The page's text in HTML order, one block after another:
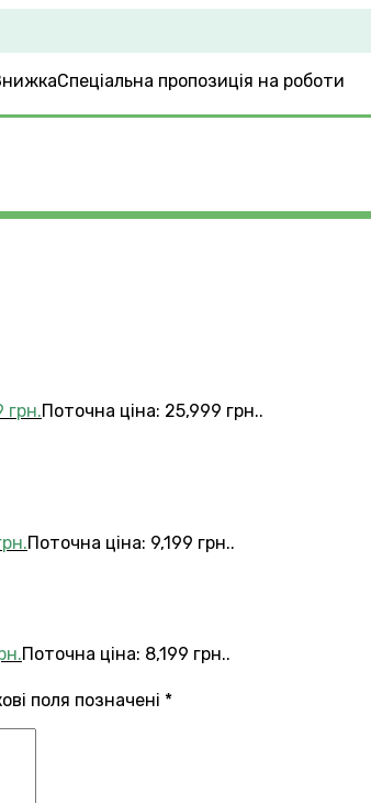
Спеціальна пропозиція на роботи
грн.Поточна ціна: 25,999 грн..
Поточна ціна: 9,199 грн..
Поточна ціна: 8,199 грн..
поля позначені *